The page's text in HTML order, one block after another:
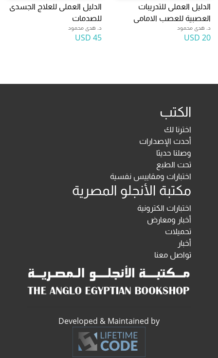
الدليل العملى للتدريبات
العصبية للعصب الامامى
د. هدى محمود
20 USD
الدليل العملى للعلاج الجسدى
للصدمات
د. هدى محمود
45 USD
الكتب
اخترنا لك
أحدث الإصدارات
وصلنا حديثا
تحت الطبع
اختبارات ومقاييس نفسية
مكتبة الأنجلو المصرية
اختبارات الكترونية
أخبار ومعارض
تحميلات
أخبار
تواصل معنا
Developed & Maintained by